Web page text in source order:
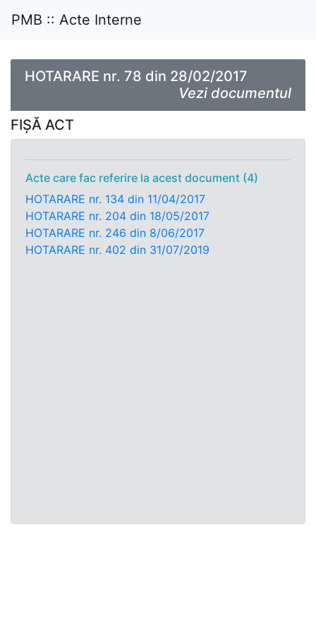
PMB :: Acte Interne
HOTARARE nr. 78 din 28/02/2017
Vezi documentul
FIȘĂ ACT
Acte care fac referire la acest document (4)
HOTARARE nr. 134 din 11/04/2017
HOTARARE nr. 204 din 18/05/2017
HOTARARE nr. 246 din 8/06/2017
HOTARARE nr. 402 din 31/07/2019